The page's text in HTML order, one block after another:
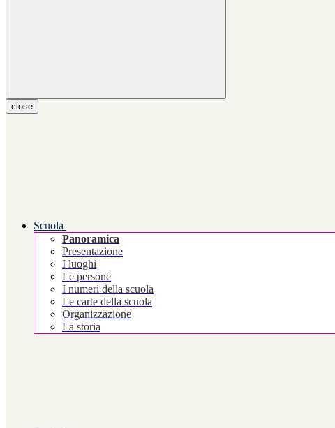
close
Scuola
Panoramica
Presentazione
I luoghi
Le persone
I numeri della scuola
Le carte della scuola
Organizzazione
La storia